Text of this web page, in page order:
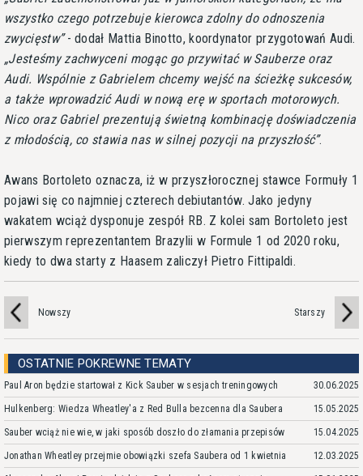
wszystko czego potrzebuje kierowca zdolny do odnoszenia
zwycięstw - dodał Mattia Binotto, koordynator przygotowań Audi.
Jesteśmy zachwyceni mogąc go przywitać w Sauberze oraz
Audi. Wspólnie z Gabrielem chcemy wejść na ścieżkę sukcesów,
a także wprowadzić Audi w nową erę w sportach motorowych.
Nico oraz Gabriel prezentują świetną kombinację doświadczenia
z młodością, co stawia nas w silnej pozycji na przyszłość .
Awans Bortoleto oznacza, iż w przyszłorocznej stawce Formuły 1
pojawi się co najmniej czterech debiutantów. Jako jedyny
wakatem wciąż dysponuje zespół RB. Z kolei sam Bortoleto jest
pierwszym reprezentantem Brazylii w Formule 1 od 2020 roku,
kiedy to dwa starty z Haasem zaliczył Pietro Fittipaldi.
Nowszy Starszy
OSTATNIE POKREWNE TEMATY
Paul Aron będzie startował z Kick Sauber w sesjach treningowych 30.06.2025
Hulkenberg: Wiedza Wheatley'a z Red Bulla bezcenna dla Saubera 15.05.2025
Sauber wciąż nie wie, w jaki sposób doszło do złamania przepisów 15.04.2025
Jonathan Wheatley przejmie obowiązki szefa Saubera od 1 kwietnia 12.03.2025